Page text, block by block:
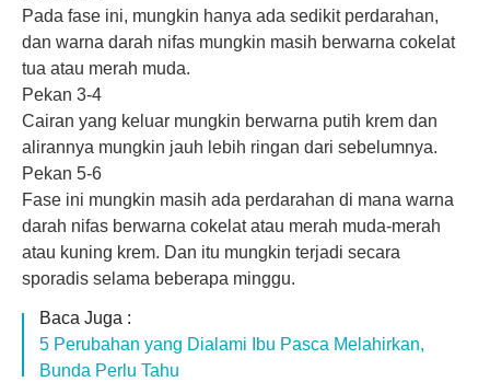
Pada fase ini, mungkin hanya ada sedikit perdarahan,
dan warna darah nifas mungkin masih berwarna cokelat
tua atau merah muda.
Pekan 3-4
Cairan yang keluar mungkin berwarna putih krem dan
alirannya mungkin jauh lebih ringan dari sebelumnya.
Pekan 5-6
Fase ini mungkin masih ada perdarahan di mana warna
darah nifas berwarna cokelat atau merah muda-merah
atau kuning krem. Dan itu mungkin terjadi secara
sporadis selama beberapa minggu.
Baca Juga :
5 Perubahan yang Dialami Ibu Pasca Melahirkan,
Bunda Perlu Tahu